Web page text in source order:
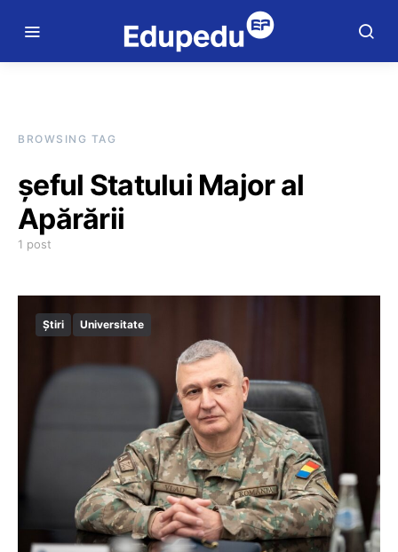
BROWSING TAG
șeful Statului Major al
Apărării
1 post
Știri Universitate